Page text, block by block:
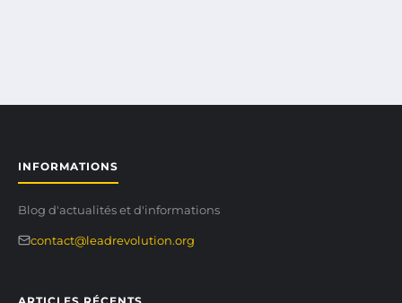
INFORMATIONS
Blog d'actualités et d'informations
contact@leadrevolution.org